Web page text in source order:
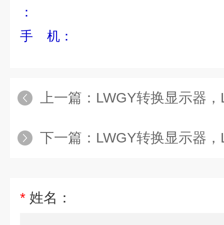
：
手 机：
上一篇： LWGY转换显示器，LWGY/
下一篇： LWGY转换显示器，LWGY/FI-
* 姓名：